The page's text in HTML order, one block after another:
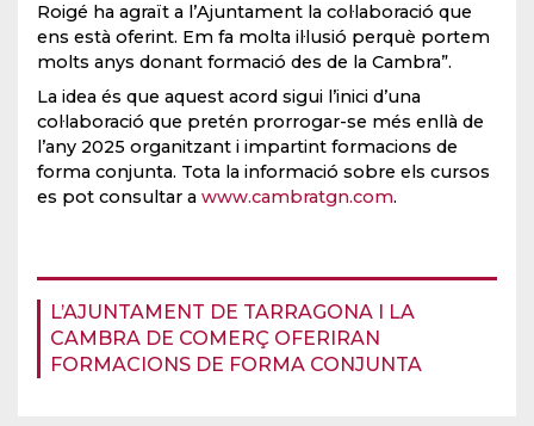
L’AJUNTAMENT DE TARRAGONA I LA
CAMBRA DE COMERÇ OFERIRAN
FORMACIONS DE FORMA CONJUNTA
Roigé ha agraït a l’Ajuntament la col·laboració que
ens està oferint. Em fa molta il·lusió perquè portem
molts anys donant formació des de la Cambra”.
La idea és que aquest acord sigui l’inici d’una
col·laboració que pretén prorrogar-se més enllà de
l’any 2025 organitzant i impartint formacions de
forma conjunta. Tota la informació sobre els cursos
es pot consultar a www.cambratgn.com.